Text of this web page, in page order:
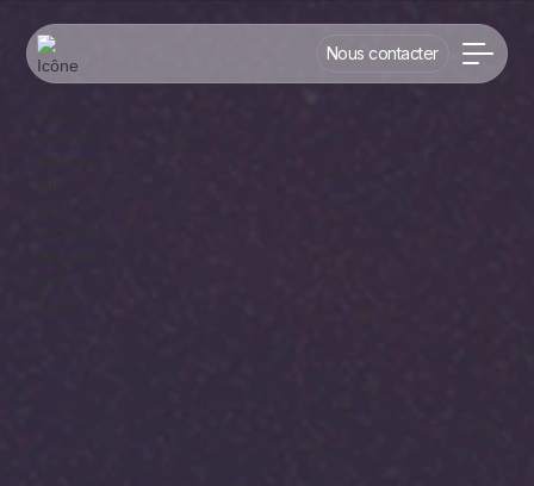
Nous contacter